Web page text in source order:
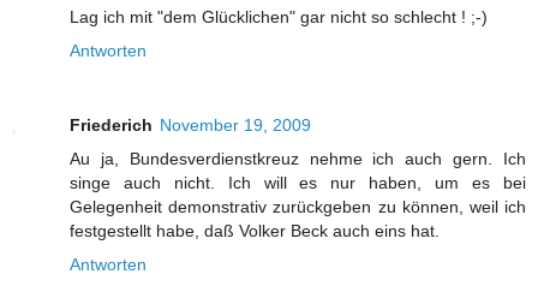
Lag ich mit "dem Glücklichen" gar nicht so schlecht ! ;-)
Antworten
Friederich November 19, 2009
Au ja, Bundesverdienstkreuz nehme ich auch gern. Ich
singe auch nicht. Ich will es nur haben, um es bei
Gelegenheit demonstrativ zurückgeben zu können, weil ich
festgestellt habe, daß Volker Beck auch eins hat.
Antworten